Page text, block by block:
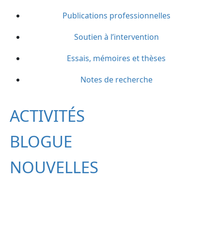
Publications professionnelles
Soutien à l’intervention
Essais, mémoires et thèses
Notes de recherche
ACTIVITÉS
BLOGUE
NOUVELLES